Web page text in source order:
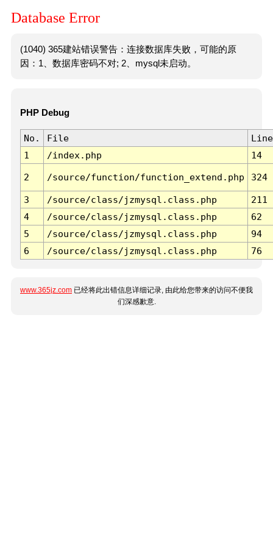
Database Error
(1040) 365建站错误警告：连接数据库失败，可能的原
因：1、数据库密码不对; 2、mysql未启动。
PHP Debug
No. File
Line
1
/index.php 14
2 /source/function/function_extend.php 324
3 /source/class/jzmysql.class.php
211
4
/source/class/jzmysql.class.php
62
5
/source/class/jzmysql.class.php
94
6
/source/class/jzmysql.class.php 76
www.365jz.com 已经将此出错信息详细记录, 由此给您带来的访问不便我
们深感歉意.